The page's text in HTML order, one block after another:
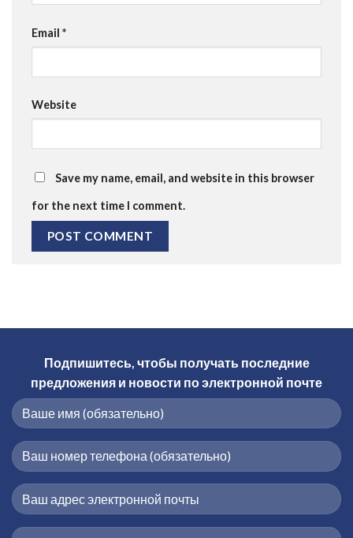
Email *
Website
Save my name, email, and website in this browser
for the next time I comment.
Подпишитесь, чтобы получать последние
предложения и новости по электронной почте